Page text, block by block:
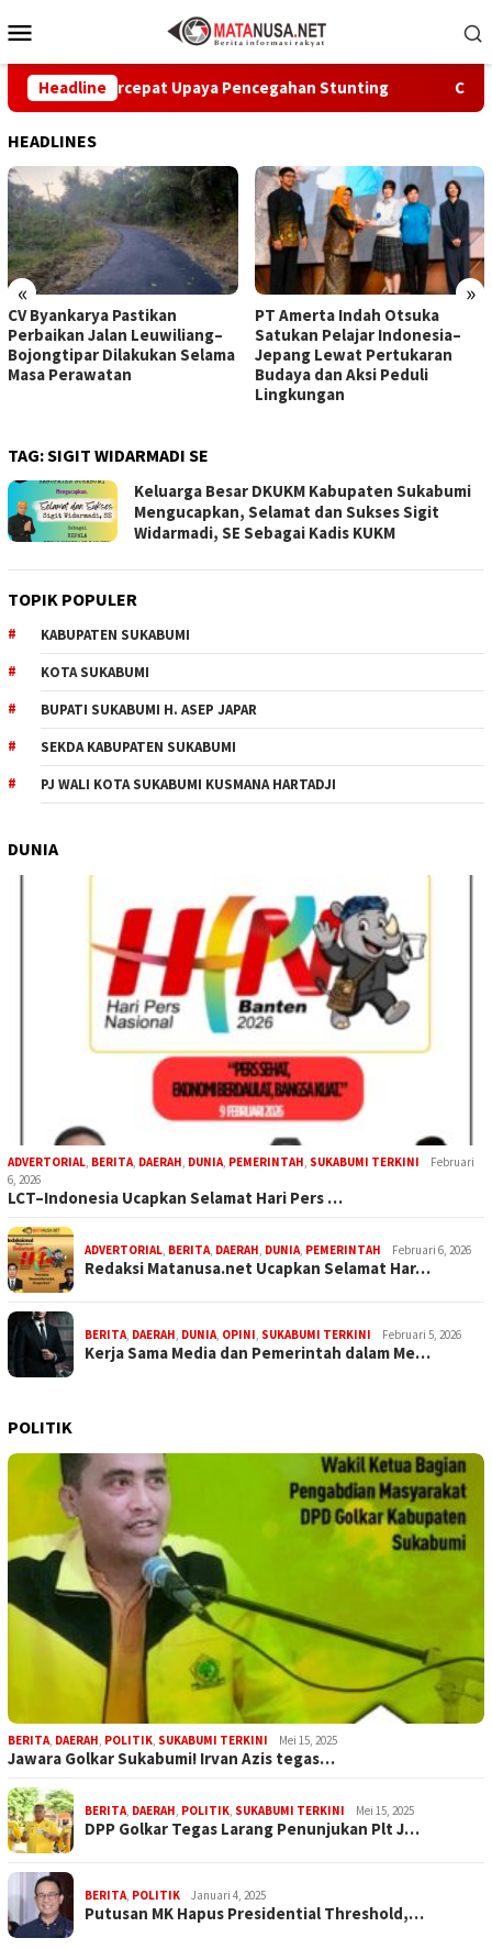
ke
Mobile
Headline
Percepat Upaya Pencegahan Stunting CV
HEADLINES
« »
CV Byankarya Pastikan
Perbaikan Jalan Leuwiliang–
Bojongtipar Dilakukan Selama
Masa Perawatan
PT Amerta Indah Otsuka
Satukan Pelajar Indonesia–
Jepang Lewat Pertukaran
Budaya dan Aksi Peduli
Lingkungan
TAG:SIGIT WIDARMADI SE
Keluarga Besar DKUKM Kabupaten Sukabumi
Mengucapkan, Selamat dan Sukses Sigit
Widarmadi, SE Sebagai Kadis KUKM
TOPIK POPULER
KABUPATEN SUKABUMI
KOTA SUKABUMI
BUPATI SUKABUMI H. ASEP JAPAR
SEKDA KABUPATEN SUKABUMI
PJ WALI KOTA SUKABUMI KUSMANA HARTADJI
DUNIA
ADVERTORIAL, BERITA, DAERAH, DUNIA, PEMERINTAH, SUKABUMI TERKINI
Februari
6, 2026
LCT–Indonesia Ucapkan Selamat Hari Pers …
ADVERTORIAL, BERITA, DAERAH, DUNIA, PEMERINTAH Februari 6, 2026
Redaksi Matanusa.net Ucapkan Selamat Har…
BERITA, DAERAH, DUNIA, OPINI, SUKABUMI TERKINI Februari 5, 2026
Kerja Sama Media dan Pemerintah dalam Me…
POLITIK
BERITA, DAERAH, POLITIK, SUKABUMI TERKINI Mei 15, 2025
Jawara Golkar Sukabumi! Irvan Azis tegas…
BERITA, DAERAH, POLITIK, SUKABUMI TERKINI Mei 15, 2025
DPP Golkar Tegas Larang Penunjukan Plt J…
BERITA, POLITIK Januari 4, 2025
Putusan MK Hapus Presidential Threshold,…